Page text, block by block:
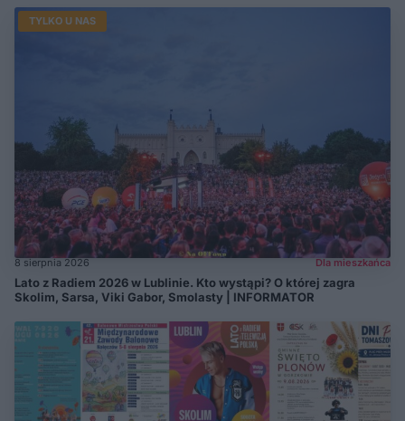
TYLKO U NAS
8 sierpnia 2026 Dla mieszkańca
Lato z Radiem 2026 w Lublinie. Kto wystąpi? O której zagra
Skolim, Sarsa, Viki Gabor, Smolasty | INFORMATOR